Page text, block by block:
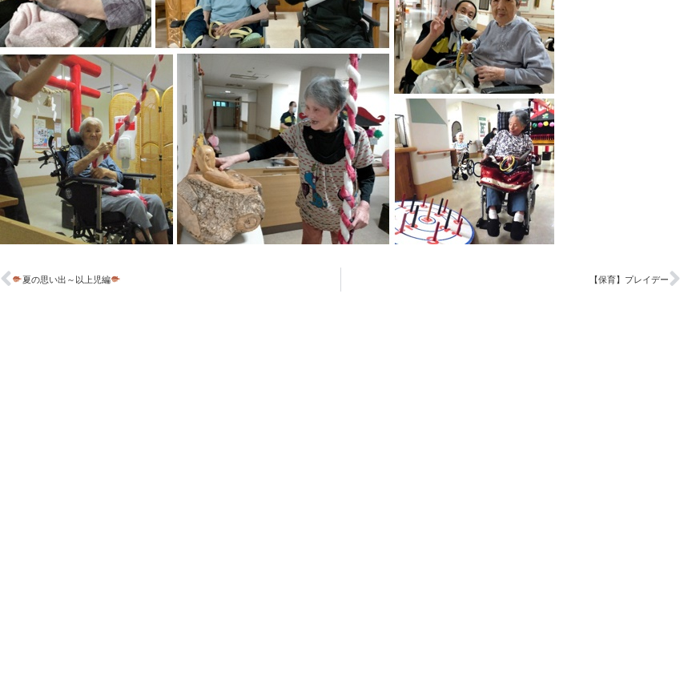
夏の思い出～以上児編 【保育】プレイデー